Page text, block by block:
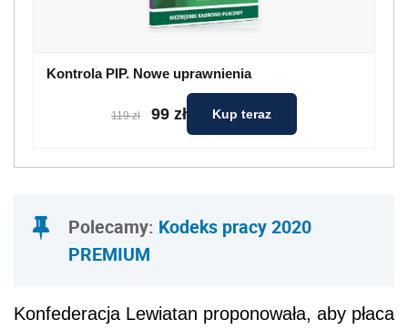
Kontrola PIP. Nowe uprawnienia
119 zł 99 zł Kup teraz
Polecamy: Kodeks pracy 2020
PREMIUM
Konfederacja Lewiatan proponowała, aby płaca